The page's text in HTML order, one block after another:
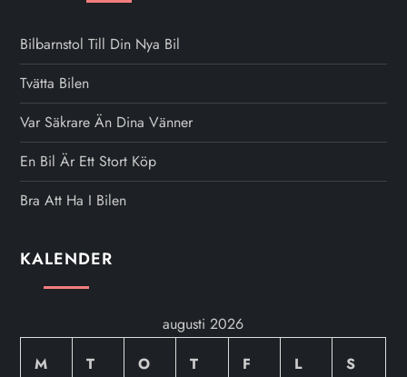
Bilbarnstol Till Din Nya Bil
Tvätta Bilen
Var Säkrare Än Dina Vänner
En Bil Är Ett Stort Köp
Bra Att Ha I Bilen
KALENDER
augusti 2026
M
T O T F L S